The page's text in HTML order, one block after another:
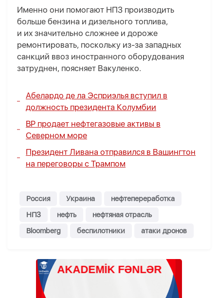
Именно они помогают НПЗ производить
больше бензина и дизельного топлива,
и их значительно сложнее и дороже
ремонтировать, поскольку из-за западных
санкций ввоз иностранного оборудования
затруднен, поясняет Вакуленко.
Абелардо де ла Эсприэлья вступил в
должность президента Колумбии
BP продает нефтегазовые активы в
Северном море
Президент Ливана отправился в Вашингтон
на переговоры с Трампом
Россия Украина
нефтепереработка
НПЗ
нефть
нефтяная отрасль
Bloomberg
беспилотники атаки дронов